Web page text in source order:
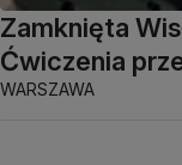
Zamknięta
Ćwiczenia
WARSZAWA